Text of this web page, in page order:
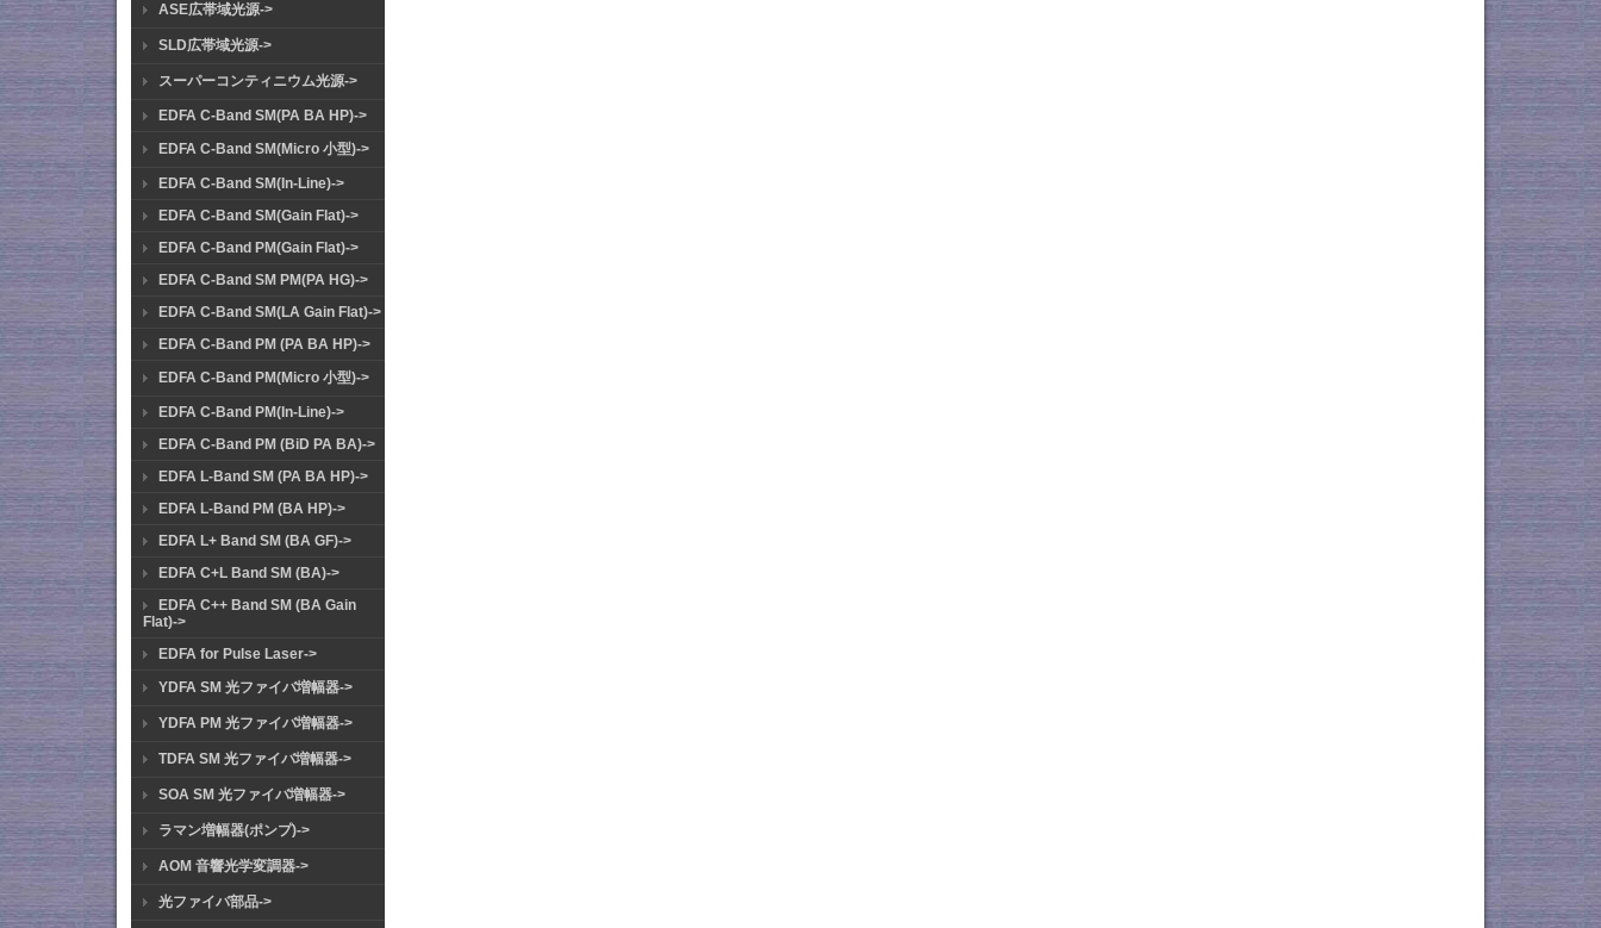
ASE広帯域光源->
SLD広帯域光源->
スーパーコンティニウム光源->
EDFA C-Band SM(PA BA HP)->
EDFA C-Band SM(Micro 小型)->
EDFA C-Band SM(In-Line)->
EDFA C-Band SM(Gain Flat)->
EDFA C-Band PM(Gain Flat)->
EDFA C-Band SM PM(PA HG)->
EDFA C-Band SM(LA Gain Flat)->
EDFA C-Band PM (PA BA HP)->
EDFA C-Band PM(Micro 小型)->
EDFA C-Band PM(In-Line)->
EDFA C-Band PM (BiD PA BA)->
EDFA L-Band SM (PA BA HP)->
EDFA L-Band PM (BA HP)->
EDFA L+ Band SM (BA GF)->
EDFA C+L Band SM (BA)->
EDFA C++ Band SM (BA Gain
Flat)->
EDFA for Pulse Laser->
YDFA SM 光ファイバ増幅器->
YDFA PM 光ファイバ増幅器->
TDFA SM 光ファイバ増幅器->
SOA SM 光ファイバ増幅器->
ラマン増幅器(ポンプ)->
AOM 音響光学変調器->
光ファイバ部品->